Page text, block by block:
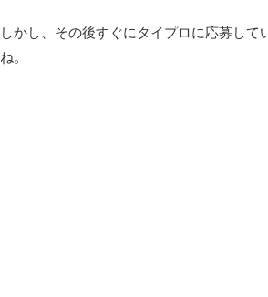
しかし、その後すぐにタイプロに応募し
ね。